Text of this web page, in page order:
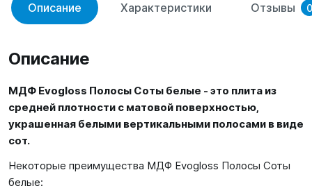
Описание Характеристики Отзывы 0
Описание
МДФ Evogloss Полосы Соты белые - это плита из
средней плотности с матовой поверхностью,
украшенная белыми вертикальными полосами в виде
сот.
Некоторые преимущества МДФ Evogloss Полосы Соты
белые: